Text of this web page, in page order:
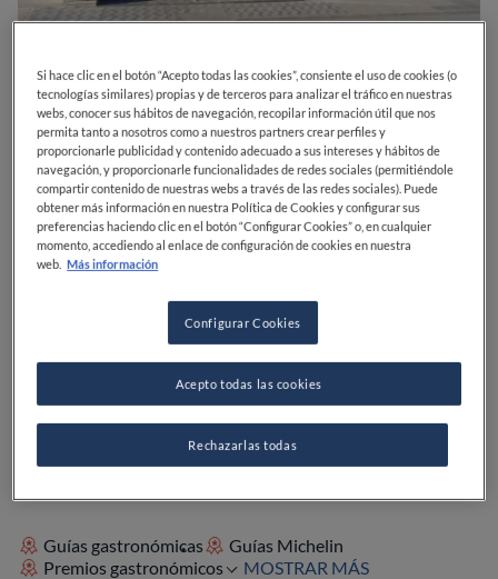
0 0 0 0 0
Avinguda del Marquès de Benicarló, 1112580BenicarlóCastellón
España
CERRADO Abre elSábado,13:30-18:00 VER HORARIOS
VER EN EL MAPA +34 622 11 85 76
Guías gastronómicas
Guías Michelin
Premios gastronómicos
MOSTRAR MÁS
Si hace clic en el botón “Acepto todas las cookies”, consiente el uso de cookies (o
tecnologías similares) propias y de terceros para analizar el tráfico en nuestras
webs, conocer sus hábitos de navegación, recopilar información útil que nos
permita tanto a nosotros como a nuestros partners crear perfiles y
proporcionarle publicidad y contenido adecuado a sus intereses y hábitos de
navegación, y proporcionarle funcionalidades de redes sociales (permitiéndole
compartir contenido de nuestras webs a través de las redes sociales). Puede
obtener más información en nuestra Política de Cookies y configurar sus
preferencias haciendo clic en el botón “Configurar Cookies” o, en cualquier
momento, accediendo al enlace de configuración de cookies en nuestra
web. Más información
Configurar Cookies
Rechazarlas todas
Acepto todas las cookies